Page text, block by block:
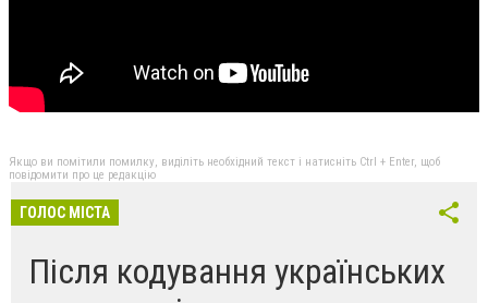
Якщо ви помітили помилку, виділіть необхідний текст і натисніть Ctrl + Enter, щоб
повідомити про це редакцію
ГОЛОС МІСТА
Після кодування українських